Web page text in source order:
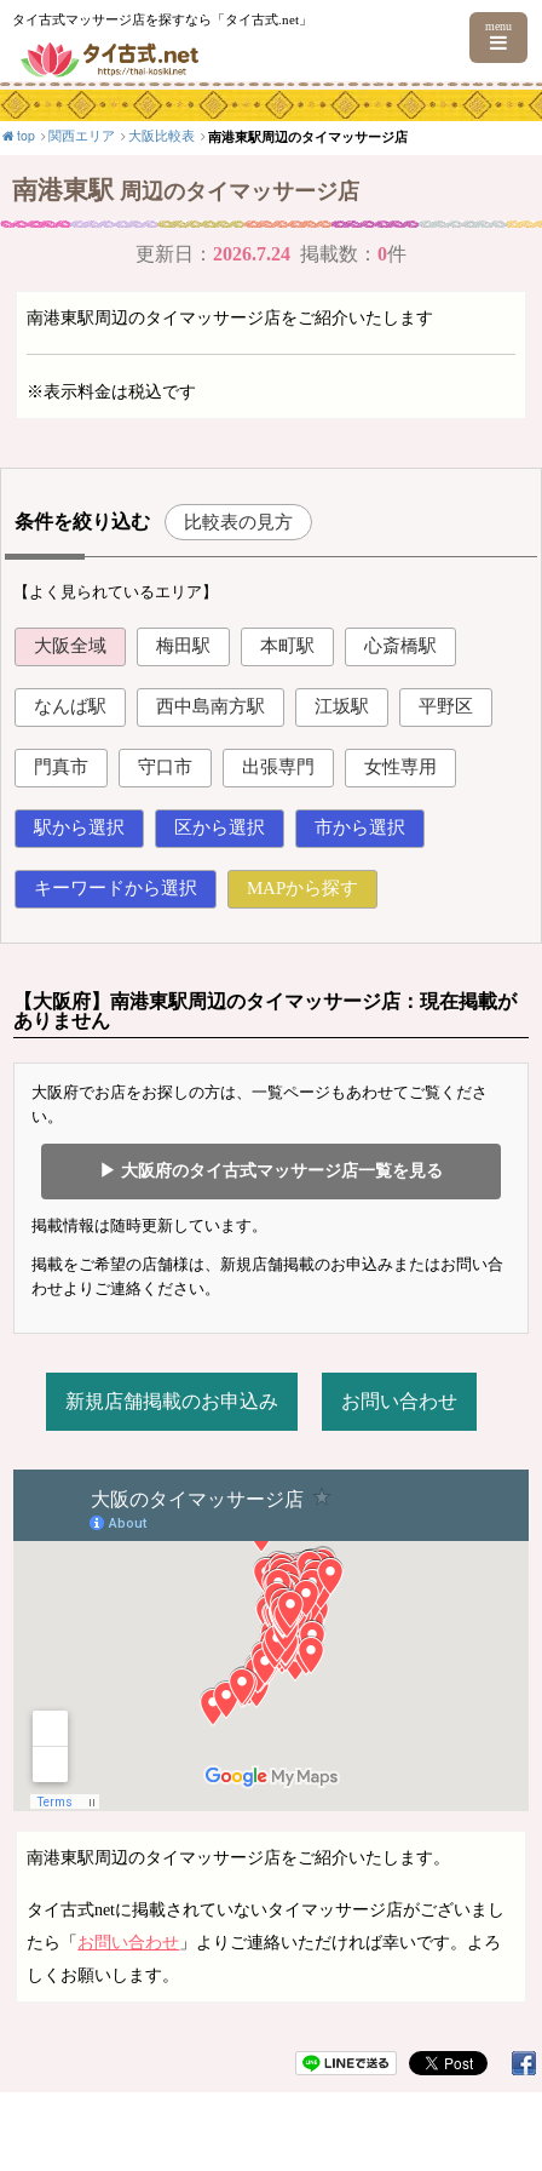
タイ古式マッサージ店を探すなら「タイ古式.net」 menu
top 関西エリア 大阪比較表 南港東駅周辺のタイマッサージ店
南港東駅 周辺のタイマッサージ店
更新日： 2026.7.24 掲載数： 0件
南港東駅周辺のタイマッサージ店をご紹介いたします
※表示料金は税込です
条件を絞り込む 比較表の見方
【よく見られているエリア】
大阪全域 梅田駅 本町駅 心斎橋駅
なんば駅 西中島南方駅 江坂駅 平野区
門真市 守口市 出張専門 女性専用
駅から選択 区から選択 市から選択
キーワードから選択 MAPから探す
【大阪府】南港東駅周辺のタイマッサージ店：現在掲載が
ありません
大阪府でお店をお探しの方は、一覧ページもあわせてご覧くださ
い。
▶ 大阪府のタイ古式マッサージ店一覧を見る
掲載情報は随時更新しています。
掲載をご希望の店舗様は、新規店舗掲載のお申込みまたはお問い合
わせよりご連絡ください。
新規店舗掲載のお申込み お問い合わせ
南港東駅周辺のタイマッサージ店をご紹介いたします。
タイ古式netに掲載されていないタイマッサージ店がございまし
たら「お問い合わせ 」よりご連絡いただければ幸いです。よろ
しくお願いします。